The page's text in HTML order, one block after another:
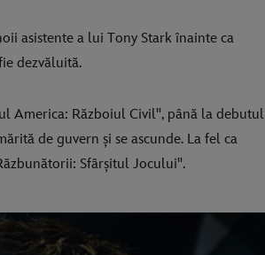
asistente a lui Tony Stark înainte ca
dezvăluită.
America: Războiul Civil", până la debutul
de guvern și se ascunde. La fel ca
Sfârșitul Jocului".